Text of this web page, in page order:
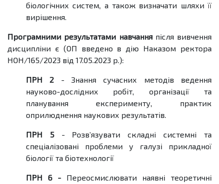
біологічних систем, а також визначати шляхи її
вирішення.
Програмними результатами навчанняпісля вивчення
дисципліни є (ОП введено в дію Наказом ректора
НОН/165/2023 від 17.05.2023 р.):
ПРН 2 - Знання сучасних методів ведення
науково-дослідних робіт, організації та
планування експерименту, практик
оприлюднення наукових результатів.
ПРН 5 - Розв’язувати складні системні та
спеціалізовані проблеми у галузі прикладної
біології та біотехнології
ПРН 6 - Переосмислювати наявні теоретичні